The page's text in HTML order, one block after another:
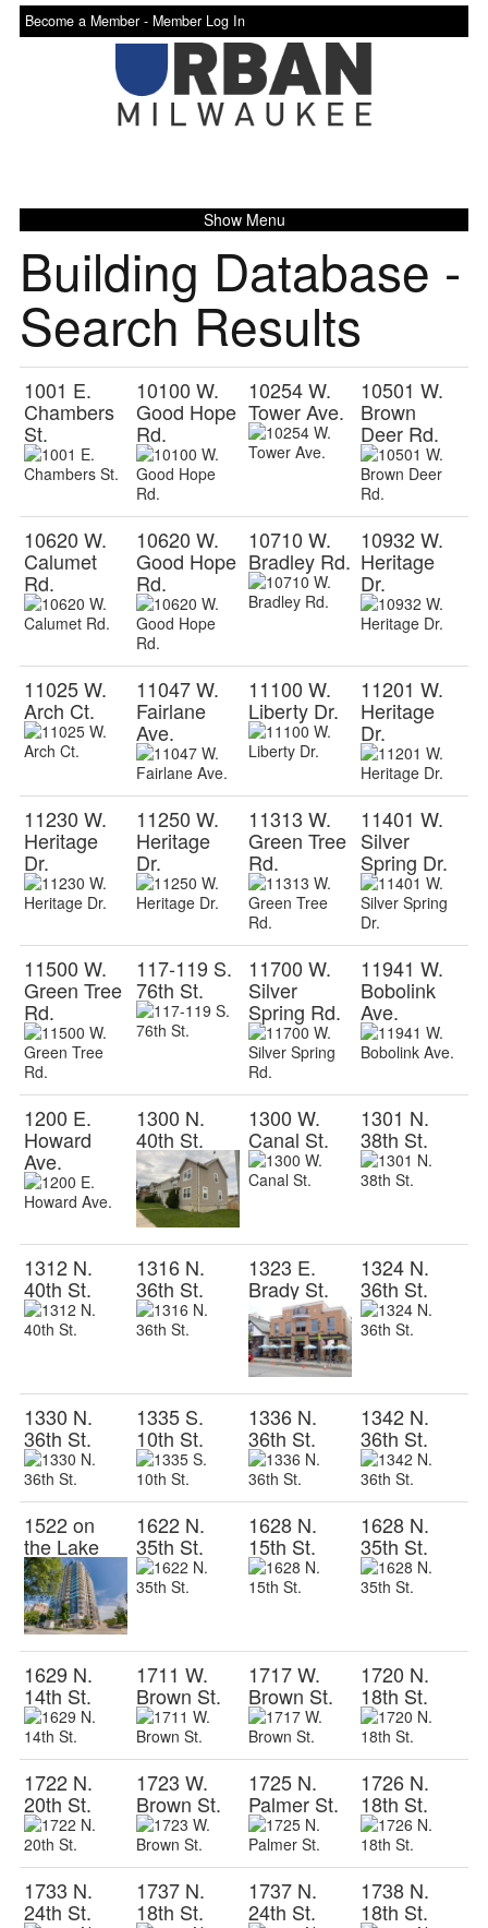
Become a Member - Member Log In
Show Menu
Building Database -
Search Results
1001 E.
Chambers
St.
10100 W.
Good Hope
Rd.
10254 W.
Tower Ave.
10501 W.
Brown
Deer Rd.
10620 W.
Calumet
Rd.
10620 W.
Good Hope
Rd.
10710 W.
Bradley Rd.
10932 W.
Heritage
Dr.
11025 W.
Arch Ct.
11047 W.
Fairlane
Ave.
11100 W.
Liberty Dr.
11201 W.
Heritage
Dr.
11230 W.
Heritage
Dr.
11250 W.
Heritage
Dr.
11313 W.
Green Tree
Rd.
11401 W.
Silver
Spring Dr.
11500 W.
Green Tree
Rd.
117-119 S.
76th St.
11700 W.
Silver
Spring Rd.
11941 W.
Bobolink
Ave.
1200 E.
Howard
Ave.
1300 N.
40th St.
1300 W.
Canal St.
1301 N.
38th St.
1312 N.
40th St.
1316 N.
36th St.
1323 E.
Brady St.
1324 N.
36th St.
1330 N.
36th St.
1335 S.
10th St.
1336 N.
36th St.
1342 N.
36th St.
1522 on
the Lake
1622 N.
35th St.
1628 N.
15th St.
1628 N.
35th St.
1629 N.
14th St.
1711 W.
Brown St.
1717 W.
Brown St.
1720 N.
18th St.
1722 N.
20th St.
1723 W.
Brown St.
1725 N.
Palmer St.
1726 N.
18th St.
1733 N.
24th St.
1737 N.
18th St.
1737 N.
24th St.
1738 N.
18th St.